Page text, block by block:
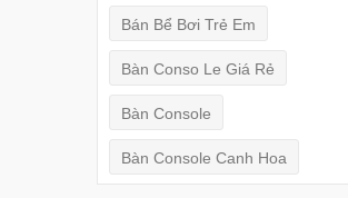
Bán Bể Bơi Trẻ Em
Bàn Conso Le Giá Rẻ
Bàn Console
Bàn Console Canh Hoa